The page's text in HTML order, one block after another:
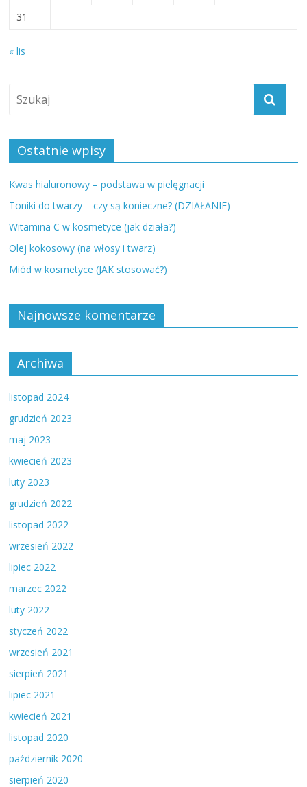
31
« lis
Ostatnie wpisy
Kwas hialuronowy – podstawa w pielęgnacji
Toniki do twarzy – czy są konieczne? (DZIAŁANIE)
Witamina C w kosmetyce (jak działa?)
Olej kokosowy (na włosy i twarz)
Miód w kosmetyce (JAK stosować?)
Najnowsze komentarze
Archiwa
listopad 2024
grudzień 2023
maj 2023
kwiecień 2023
luty 2023
grudzień 2022
listopad 2022
wrzesień 2022
lipiec 2022
marzec 2022
luty 2022
styczeń 2022
wrzesień 2021
sierpień 2021
lipiec 2021
kwiecień 2021
listopad 2020
październik 2020
sierpień 2020